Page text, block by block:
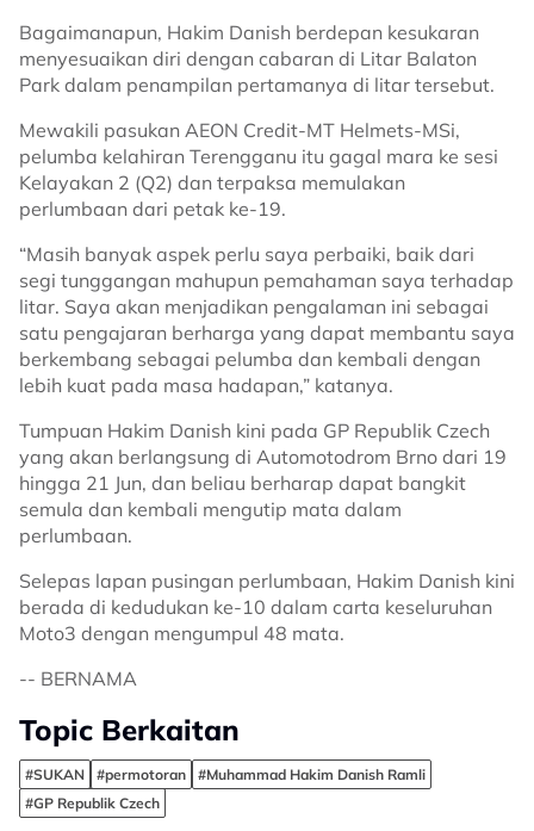
Bagaimanapun, Hakim Danish berdepan kesukaran
menyesuaikan diri dengan cabaran di Litar Balaton
Park dalam penampilan pertamanya di litar tersebut.
Mewakili pasukan AEON Credit-MT Helmets-MSi,
pelumba kelahiran Terengganu itu gagal mara ke sesi
Kelayakan 2 (Q2) dan terpaksa memulakan
perlumbaan dari petak ke-19.
“Masih banyak aspek perlu saya perbaiki, baik dari
segi tunggangan mahupun pemahaman saya terhadap
litar. Saya akan menjadikan pengalaman ini sebagai
satu pengajaran berharga yang dapat membantu saya
berkembang sebagai pelumba dan kembali dengan
lebih kuat pada masa hadapan,” katanya.
Tumpuan Hakim Danish kini pada GP Republik Czech
yang akan berlangsung di Automotodrom Brno dari 19
hingga 21 Jun, dan beliau berharap dapat bangkit
semula dan kembali mengutip mata dalam
perlumbaan.
Selepas lapan pusingan perlumbaan, Hakim Danish kini
berada di kedudukan ke-10 dalam carta keseluruhan
Moto3 dengan mengumpul 48 mata.
-- BERNAMA
Topic Berkaitan
#SUKAN #permotoran
#Muhammad Hakim Danish Ramli
#GP Republik Czech